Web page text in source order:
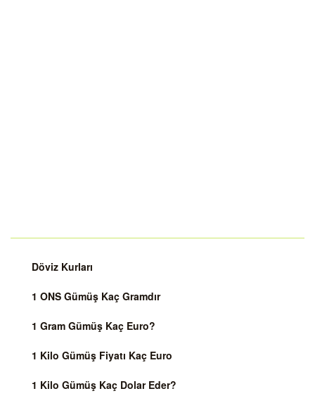
Döviz Kurları
1 ONS Gümüş Kaç Gramdır
1 Gram Gümüş Kaç Euro?
1 Kilo Gümüş Fiyatı Kaç Euro
1 Kilo Gümüş Kaç Dolar Eder?